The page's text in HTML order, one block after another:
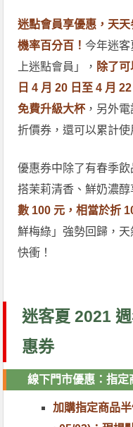
迷點會員享優惠，天
機率百分百！今年迷客
上迷點會員」， 除了
日 4 月 20 日至 4 月
免費升級大杯，另外
折價券，還可以累計使
優惠券中除了有春季
搭茉莉清香、鮮奶濃醇
數 100 元，相當於折
鮮梅綠」強勢回歸，
快衝！
迷客夏 2021
惠券
線下門市優惠：指定
加購指定商品